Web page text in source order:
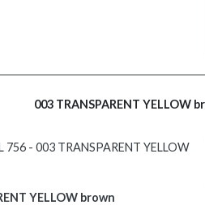
003 TRANSPARENT YELLOW
756 - 003 TRANSPARENT YELLOW
YELLOW brown